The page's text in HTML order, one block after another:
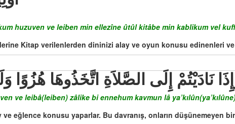
huzuven ve leiben min ellezîne ûtûl kitâbe min kablikum vel
Kitap verilenlerden dininizi alay ve oyun konusu edinenleri
نَادَيْتُمْ إِلَى الصَّلاَةِ اتَّخَذُوهَا هُزُوًا
ve leibâ(leiben) zâlike bi ennehum kavmun lâ
ve eğlence konusu yaparlar. Bu davranış, onların düşünemeyen